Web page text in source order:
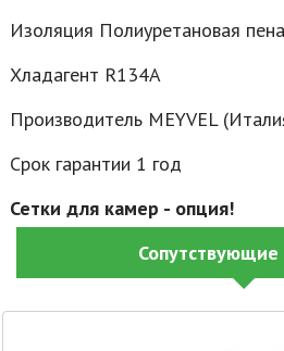
Изоляция Полиуретановая
Хладагент R134A
Производитель MEYVEL
Срок гарантии 1 год
Сетки для камер - опция!